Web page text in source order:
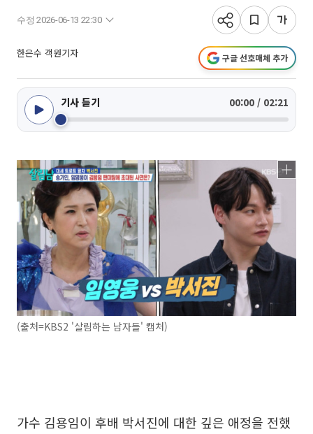
수정 2026-06-13 22:30
한은수 객원기자 구글 선호매체 추가
기사 듣기 00:00 / 02:21
(출처=KBS2 '살림하는 남자들' 캡처)
가수 김용임이 후배 박서진에 대한 깊은 애정을 전했